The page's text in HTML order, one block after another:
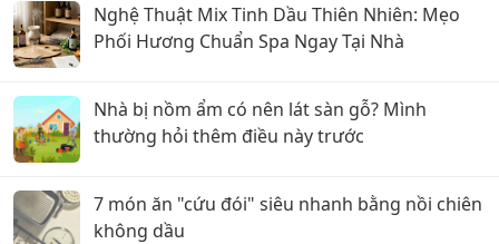
Nghệ Thuật Mix Tinh Dầu Thiên Nhiên: Mẹo
Phối Hương Chuẩn Spa Ngay Tại Nhà
Nhà bị nồm ẩm có nên lát sàn gỗ? Mình
thường hỏi thêm điều này trước
7 món ăn "cứu đói" siêu nhanh bằng nồi chiên
không dầu